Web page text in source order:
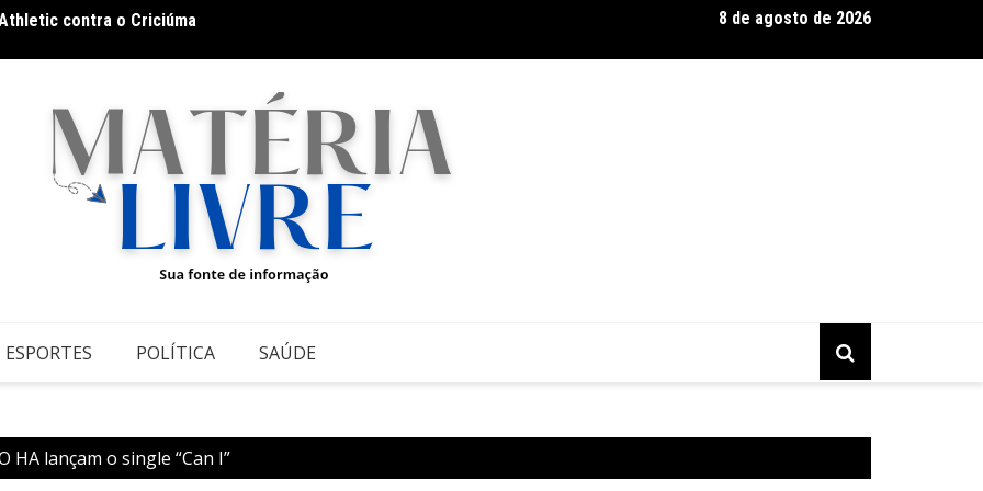
contra o Criciúma Thiago Silva se destaca como expert em extensão capilar e aposta na
8 de agosto de 2026
ESPORTES POLÍTICA SAÚDE
HA lançam o single “Can I”